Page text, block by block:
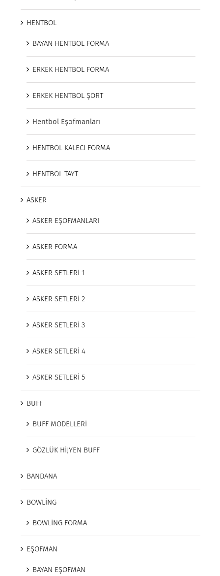
HENTBOL
BAYAN HENTBOL FORMA
ERKEK HENTBOL FORMA
ERKEK HENTBOL ŞORT
Hentbol Eşofmanları
HENTBOL KALECİ FORMA
HENTBOL TAYT
ASKER
ASKER EŞOFMANLARI
ASKER FORMA
ASKER SETLERİ 1
ASKER SETLERİ 2
ASKER SETLERİ 3
ASKER SETLERİ 4
ASKER SETLERİ 5
BUFF
BUFF MODELLERİ
GÖZLÜK HİJYEN BUFF
BANDANA
BOWLİNG
BOWLİNG FORMA
EŞOFMAN
BAYAN EŞOFMAN